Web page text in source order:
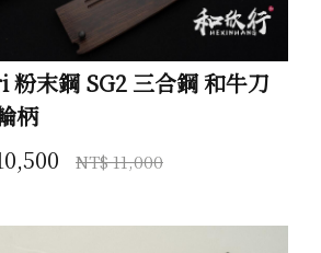
末鋼 SG2 三合鋼 和牛刀
柄
NT$ 11,000